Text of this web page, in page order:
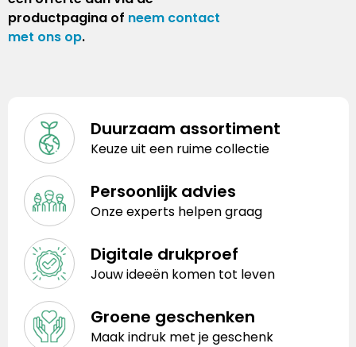
productpagina of neem contact
met ons op.
Duurzaam assortiment
Keuze uit een ruime collectie
Persoonlijk advies
Onze experts helpen graag
Digitale drukproef
Jouw ideeën komen tot leven
Groene geschenken
Maak indruk met je geschenk